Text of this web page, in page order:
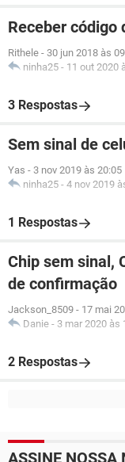
Receber código
Rithele - 30 jun 2018 às
ninha25 - 11 out 2020
3 Respostas
Sem sinal de
Yas - 3 nov 2019 às 20:05
ninha25 - 4 nov 2019
1 Respostas
Chip sem sinal,
de confirmação
Jackson_8509 - 17 mai
Danie - 3 mar 2020 às
2 Respostas
ASSINE NOSSA